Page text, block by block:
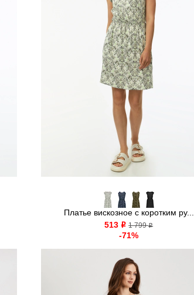
Платье вискозное с коротким ру...
513 o 1 799o
-71%